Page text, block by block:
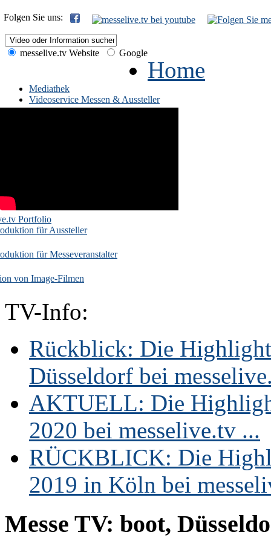
Folgen Sie uns:
messelive.tv Website Google
Home
Mediathek
Videoservice Messen & Aussteller
Portfolio
für Aussteller
für Messeveranstalter
von Image-Filmen
TV-Info:
Rückblick: Die
Düsseldorf bei
AKTUELL: Die
2020 bei messelive.tv ...
RÜCKBLICK: Die
2019 in Köln bei
Messe TV: boot,